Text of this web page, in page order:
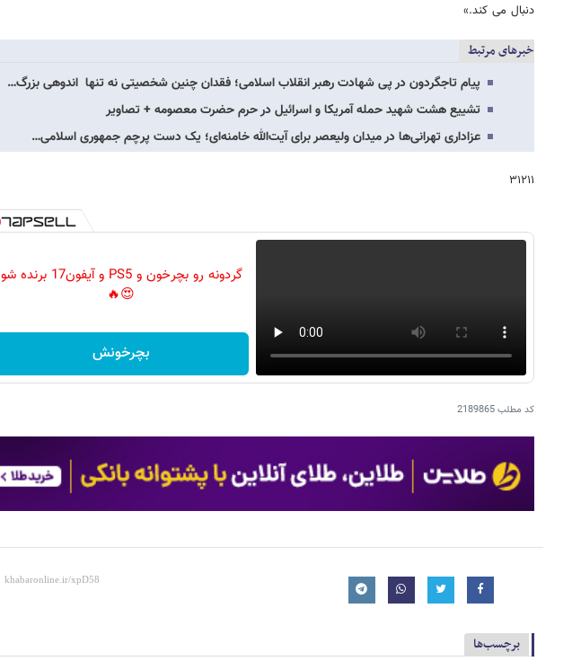
دنبال می کند.»
خبرهای مرتبط
پیام تاجگردون در پی شهادت رهبر انقلاب اسلامی؛ فقدان چنین شخصیتی نه تنها اندوهی بزرگ…
تشییع هشت شهید حمله آمریکا و اسرائیل در حرم حضرت معصومه + تصاویر
عزاداری تهرانی‌ها در میدان ولیعصر برای آیت‌الله خامنه‌ای؛ یک دست پرچم جمهوری اسلامی…
۳۱۲۱۱
گردونه رو بچرخون و PS5 و آیفون17 برنده شو
😍🔥
بچرخونش
کد مطلب2189865
برچسب‌ها